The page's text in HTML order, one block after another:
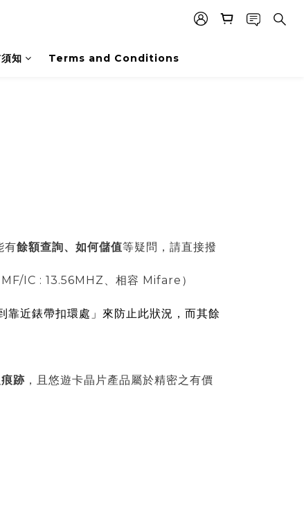
知 Terms and Conditions
有餘額查詢、如何儲值等疑問，請直接撥
IC : 13.56MHZ、相容 Mifare）
近錶帶扣環處」來防止此狀況，而其餘
跡 ，且悠遊卡晶片產品屬於精密之有價